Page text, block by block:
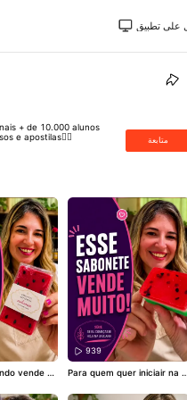
+ de 10.000 alunos
e apostilas👇🏻
متابعة
vende m
essa etique
939
Para quem quer iniciair na s
tra, esse Sabonetinho de M